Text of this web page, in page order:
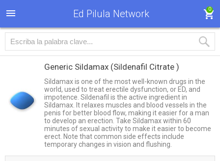
Ed Pilula Network 0
Generic Sildamax (Sildenafil Citrate )
Sildamax is one of the most well-known drugs in the
world, used to treat erectile dysfunction, or ED, and
impotence. Sildenafil is the active ingredient in
Sildamax. It relaxes muscles and blood vessels in the
penis for better blood flow, making it easier for a man
to develop an erection. Take Sildamax within 60
minutes of sexual activity to make it easier to become
erect. Note that common side effects include
temporary changes in vision and flushing.